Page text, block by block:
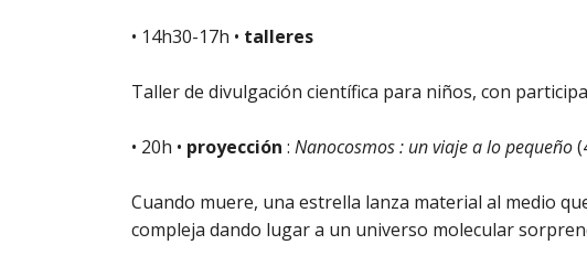
• 14h30-17h • talleres
Taller de divulgación científica para niños, con
• 20h • proyección : Nanocosmos : un viaje a lo pequeño
Cuando muere, una estrella lanza material al medio
compleja dando lugar a un universo molecular